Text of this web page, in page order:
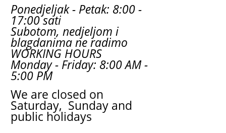
Ponedjeljak - Petak: 8:00 -
17:00 sati
Subotom, nedjeljom i
blagdanima ne radimo
WORKING HOURS
Monday - Friday: 8:00 AM -
5:00 PM
We are closed on
Saturday, Sunday and
public holidays